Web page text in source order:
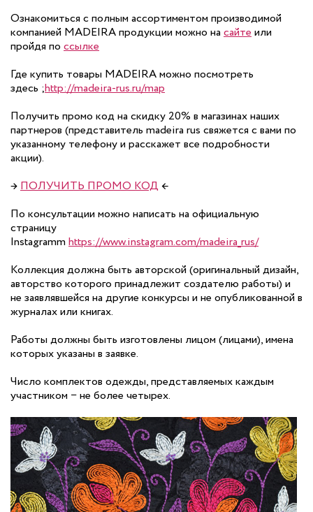
Ознакомиться с полным ассортиментом производимой
компанией MADEIRA продукции можно на сайтеили
пройдя по ссылке
Где купить товары MADEIRA можно посмотреть
здесь ;http://madeira-rus.ru/map
Получить промо код на скидку 20% в магазинах наших
партнеров (представитель madeira rus свяжется с вами по
указанному телефону и расскажет все подробности
акции).
→ПОЛУЧИТЬ ПРОМО КОД ←
По консультации можно написать на официальную
страницу
Instagramm https://www.instagram.com/madeira_rus/
Коллекция должна быть авторской (оригинальный дизайн,
авторство которого принадлежит создателю работы) и
не заявлявшейся на другие конкурсы и не опубликованной в
журналах или книгах.
Работы должны быть изготовлены лицом (лицами), имена
которых указаны в заявке.
Число комплектов одежды, представляемых каждым
участником − не более четырех.